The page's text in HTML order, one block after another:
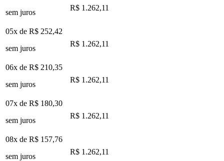
sem juros
R$ 1.262,11
05x de R$ 252,42
sem juros
R$ 1.262,11
06x de R$ 210,35
sem juros
R$ 1.262,11
07x de R$ 180,30
sem juros
R$ 1.262,11
08x de R$ 157,76
sem juros
R$ 1.262,11